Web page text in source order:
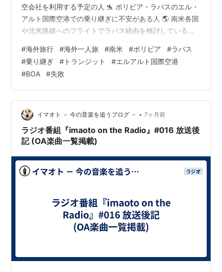
2003/03/198 films & more [DVD]
2003/07/02BoA 1st LIVE TOUR 2003?VALENTI?
[DVD]
2004/07/07BoA LIVE TOUR 2004-LOVE &
HONESTY- [DVD]
2005/07/06
アルバム（韓国）
2000/08/25アイディ・ピース・ビー(CCCD)
2001/03/05Jumping Into The World
2002/04/12No.1 (CCCD)
2002/09/25 Miracle
2003/12/14New Album - Shine We Are
2004/06/11My Name (韓国盤)(CCCD)
Girls On Top (韓国盤)
空会社を利用する予定の人 🛬 ボリビア・ラパスのエル・
アルト国際空港での乗り継ぎに不安がある人 🌎 南米各国
や北米路線へのフライトでラパス経由を検討している人
📱 オンラインチェックインや乗り継ぎ時の搭乗券の扱い
を事前に把握しておきたい人 💡 ラパス空港でスムーズに
乗り継ぐための流れや注意点を確認しておきたい人 →こ
のページで紹介する内容は、、 【ボリビア・ラパス国際
空港で、2時間の乗り継ぎに挑戦した実体験】 南米各国
や北米…
#海外旅行 #海外一人旅 #南米 #ボリビア #ラパス
#乗り継ぎ # トランジット #エルアルト国際空港
#BOA #失敗
イマオト － 今の音楽を追うブログ － • 7ヶ月前
ラジオ番組『imaoto on the Radio』#016 放送後
記 (OA楽曲一覧掲載)